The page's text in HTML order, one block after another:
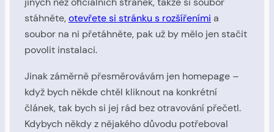
stáhněte,otevřete si stránku s rozšířeními a
soubor na ni přetáhněte, pak už by mělo jen stačit
povolit instalaci.
Jinak záměrně přesměrovávám jen homepage –
když bych někde chtěl kliknout na konkrétní
článek, tak bych si jej rád bez otravování přečetl.
Kdybych někdy z nějakého důvodu potřeboval